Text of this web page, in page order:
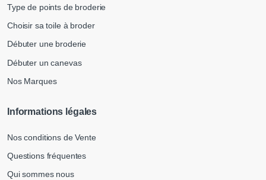
Type de points de broderie
Choisir sa toile à broder
Débuter une broderie
Débuter un canevas
Nos Marques
Informations légales
Nos conditions de Vente
Questions fréquentes
Qui sommes nous